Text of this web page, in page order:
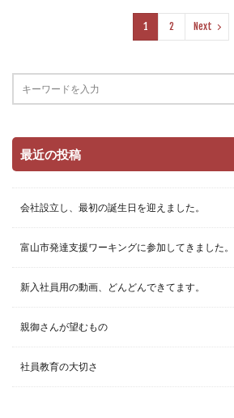
1 2 Next
最近の投稿
会社設立し、最初の誕生日を迎えました。
富山市発達支援ワーキングに参加してきました。
新入社員用の動画、どんどんできてます。
親御さんが望むもの
社員教育の大切さ